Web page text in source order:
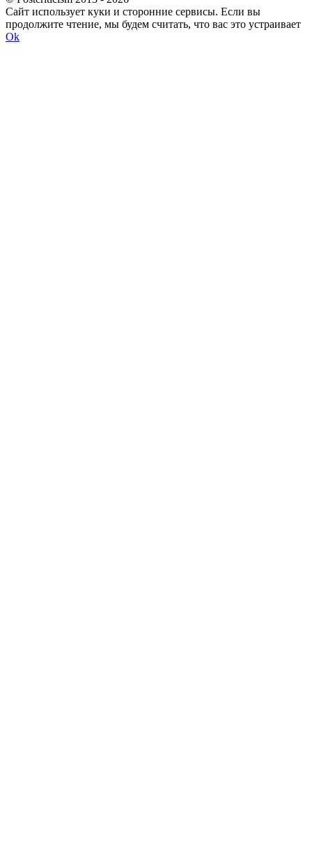
Сайт использует куки и сторонние сервисы. Если вы
продолжите чтение, мы будем считать, что вас это устраивает
Ok